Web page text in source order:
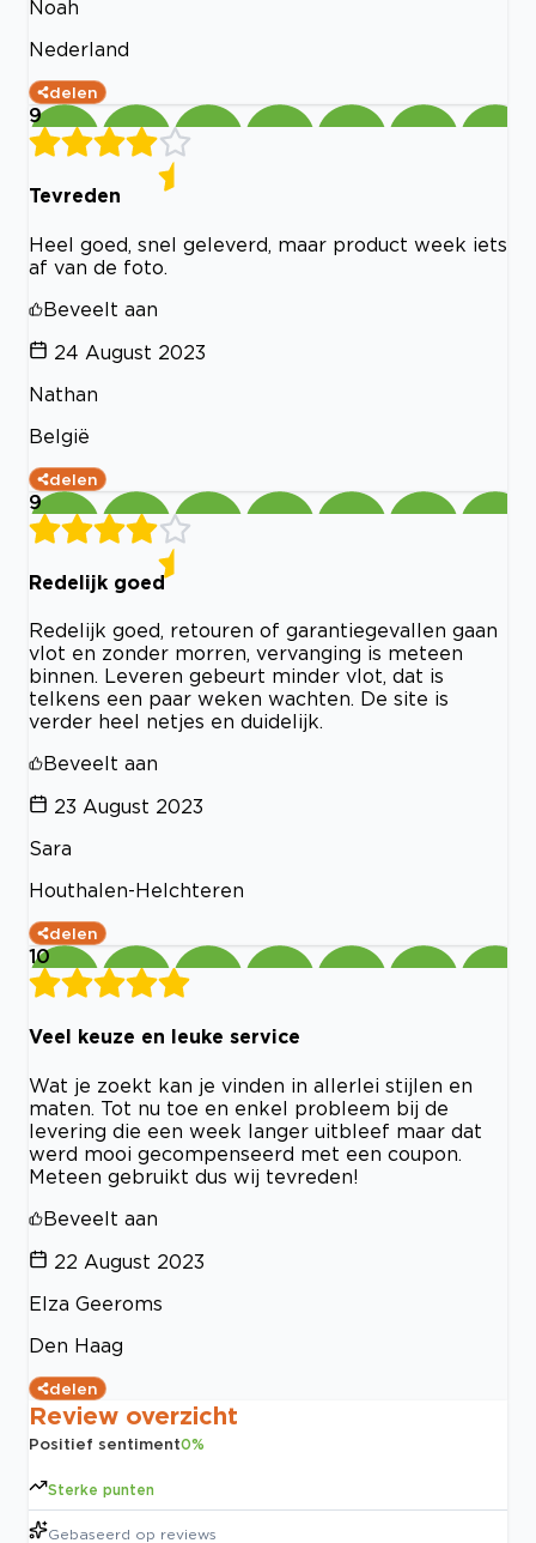
Noah
Nederland
delen
9
Tevreden
Heel goed, snel geleverd, maar product week iets
af van de foto.
Beveelt aan
24 August 2023
Nathan
België
delen
9
Redelijk goed
Redelijk goed, retouren of garantiegevallen gaan
vlot en zonder morren, vervanging is meteen
binnen. Leveren gebeurt minder vlot, dat is
telkens een paar weken wachten. De site is
verder heel netjes en duidelijk.
Beveelt aan
23 August 2023
Sara
Houthalen-Helchteren
delen
10
Veel keuze en leuke service
Wat je zoekt kan je vinden in allerlei stijlen en
maten. Tot nu toe en enkel probleem bij de
levering die een week langer uitbleef maar dat
werd mooi gecompenseerd met een coupon.
Meteen gebruikt dus wij tevreden!
Beveelt aan
22 August 2023
Elza Geeroms
Den Haag
delen
Review overzicht
Positief sentiment0%
Sterke punten
Gebaseerd op reviews